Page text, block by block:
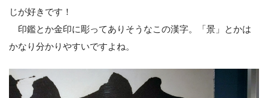
じが好きです！
印鑑とか金印に彫ってありそうなこの漢字。「景」とかは
かなり分かりやすいですよね。